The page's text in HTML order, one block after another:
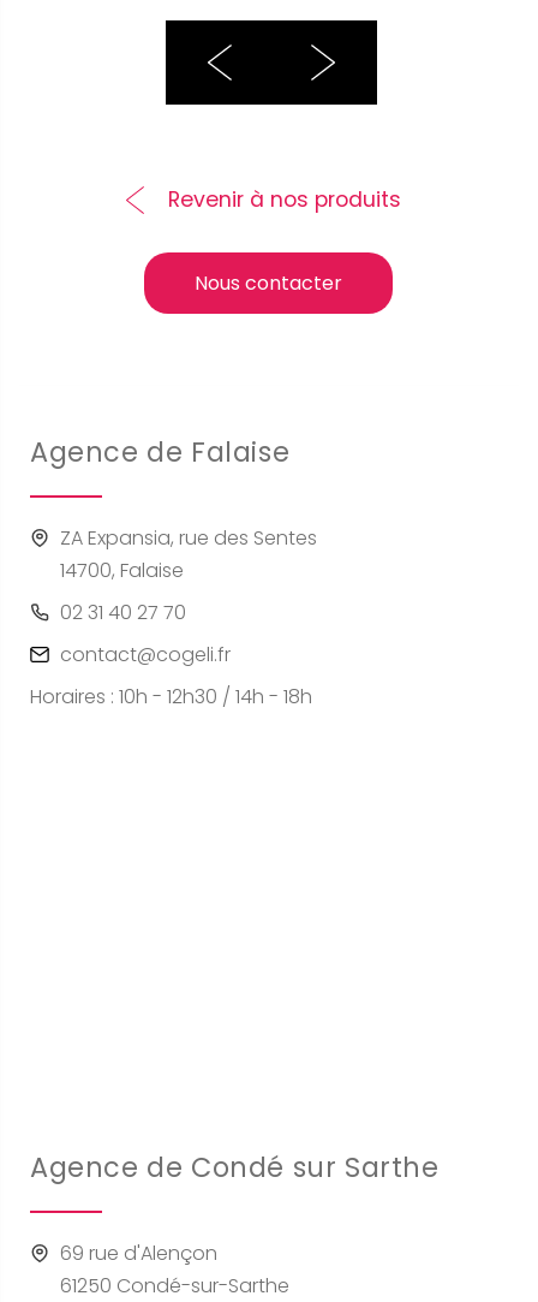
Revenir à nos produits
Nous contacter
Agence de Falaise
ZA Expansia, rue des Sentes
14700, Falaise
02 31 40 27 70
contact@cogeli.fr
Horaires : 10h - 12h30 / 14h - 18h
Agence de Condé sur Sarthe
69 rue d'Alençon
61250 Condé-sur-Sarthe